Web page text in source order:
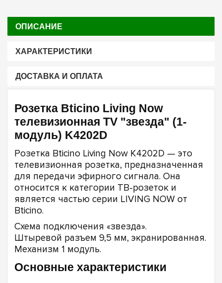
ОПИСАНИЕ
ХАРАКТЕРИСТИКИ
ДОСТАВКА И ОПЛАТА
Розетка Bticino Living Now
телевизионная TV "звезда" (1-
модуль) K4202D
Розетка Bticino Living Now K4202D — это
телевизионная розетка, предназначенная
для передачи эфирного сигнала. Она
относится к категории ТВ-розеток и
является частью серии LIVING NOW от
Bticino.
Схема подключения «звезда».
Штыревой разъем 9,5 мм, экранированная.
Механизм 1 модуль.
Основные характеристики